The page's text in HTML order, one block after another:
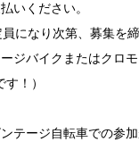
いください。
になり次第、募集を
ジバイクまたはクロ
！）
テージ自転車での参加